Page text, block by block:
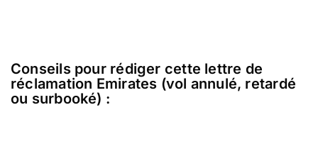
Conseils pour rédiger cette lettre de
réclamation Emirates (vol annulé, retardé
ou surbooké) :